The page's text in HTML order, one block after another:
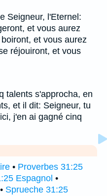
Seigneur, l'Eternel:
et vous aurez
et vous aurez
réjouiront, et vous
talents s'approcha, en
et il dit: Seigneur, tu
j'en ai gagné cinq
• Proverbes 31:25
Espagnol •
• Sprueche 31:25